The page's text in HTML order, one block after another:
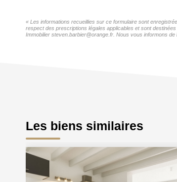
« Les informations recueillies sur ce formulaire sont
respect des prescriptions légales applicables et sont
Immobilier steven.barbier@orange.fr. Nous vous informons
Les biens similaires